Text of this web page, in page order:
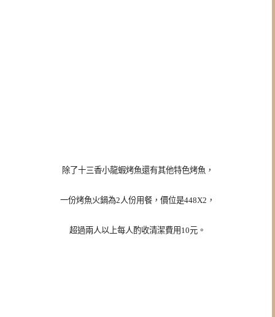
除了十三香小龍蝦烤魚還有其他特色烤魚，
一份烤魚火鍋為2人份用餐，價位是448X2，
超過兩人以上每人酌收清潔費用10元。